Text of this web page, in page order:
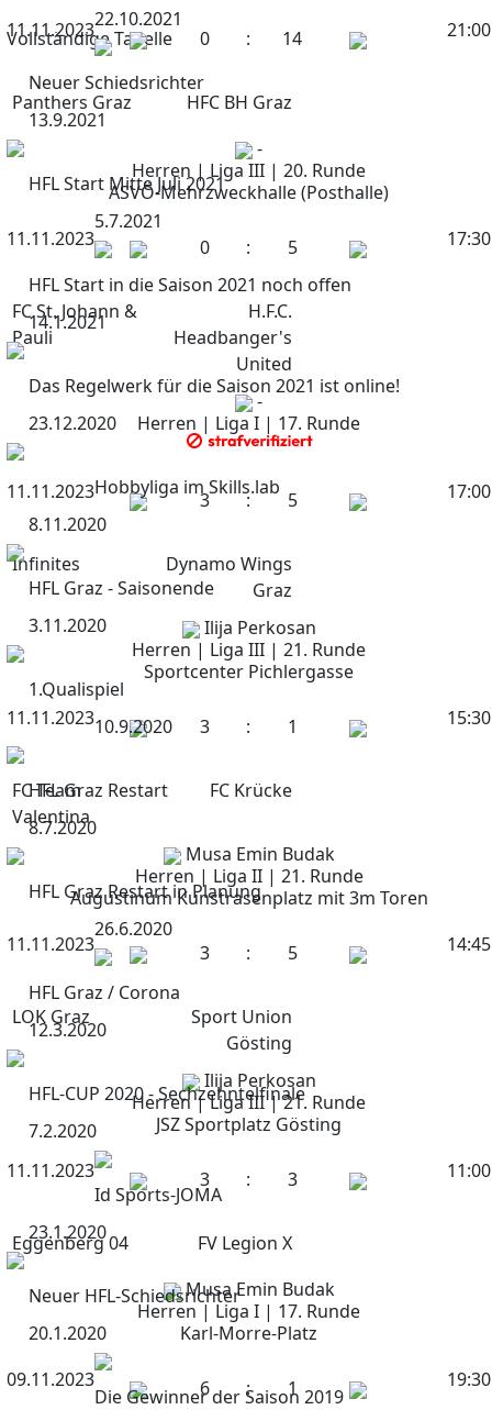
Vollständige Tabelle
11.11.2023
21:00
0 : 14
Panthers Graz
HFC BH Graz
-
Herren | Liga III | 20. Runde
ASVÖ-Mehrzweckhalle (Posthalle)
11.11.2023
17:30
0 : 5
FC St. Johann &
Pauli
H.F.C.
Headbanger's
United
-
Herren | Liga I | 17. Runde
11.11.2023 17:00
3 : 5
Infinites
Dynamo Wings
Graz
Ilija Perkosan
Herren | Liga III | 21. Runde
Sportcenter Pichlergasse
11.11.2023
15:30
3 : 1
FC Team
Valentina
FC Krücke
Musa Emin Budak
Herren | Liga II | 21. Runde
Augustinum Kunstrasenplatz mit 3m Toren
11.11.2023
14:45
3 : 5
LOK Graz
Sport Union
Gösting
Ilija Perkosan
Herren | Liga III | 21. Runde
JSZ Sportplatz Gösting
11.11.2023
11:00
3 : 3
Eggenberg 04
FV Legion X
Musa Emin Budak
Herren | Liga I | 17. Runde
Karl-Morre-Platz
09.11.2023
19:30
6 : 1
22.10.2021
Neuer Schiedsrichter
13.9.2021
HFL Start Mitte Juli 2021
5.7.2021
HFL Start in die Saison 2021 noch offen
14.1.2021
Das Regelwerk für die Saison 2021 ist online!
23.12.2020
Hobbyliga im Skills.lab
8.11.2020
HFL Graz - Saisonende
3.11.2020
1.Qualispiel
10.9.2020
HFL Graz Restart
8.7.2020
HFL Graz Restart in Planung
26.6.2020
HFL Graz / Corona
12.3.2020
HFL-CUP 2020 - Sechzehntelfinale
7.2.2020
Id Sports-JOMA
23.1.2020
Neuer HFL-Schiedsrichter
20.1.2020
Die Gewinner der Saison 2019